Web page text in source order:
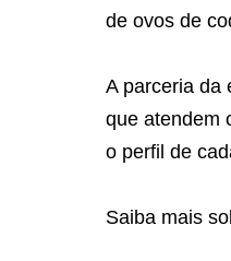
de ovos de
A parceria da
que atendem
o perfil de
Saiba mais